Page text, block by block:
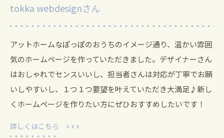
tokka webdesignさん
アットホームなぽっぽのおうちのイメージ通り、温かい雰囲
気のホームページを作っていただきました。 デザイナーさん
はおしゃれでセンスいいし、担当者さんは対応が丁寧でお願
いしやすいし、１つ１つ要望を叶えていただき大満足♪新し
くホームページを作りたい方にぜひおすすめしたいです！
詳しくはこちら